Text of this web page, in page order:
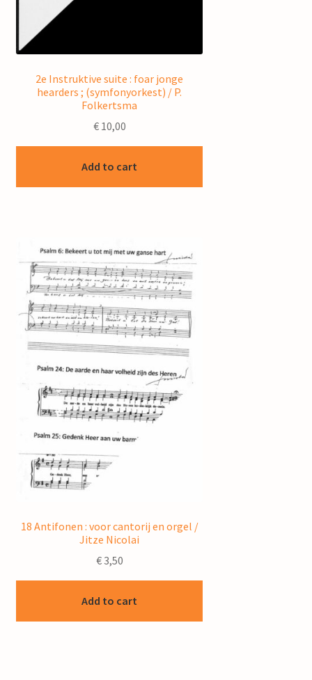
2e Instruktive suite : foar jonge
hearders ; (symfonyorkest) / P.
Folkertsma
€10,00
Add to cart
18 Antifonen : voor cantorij en orgel /
Jitze Nicolai
€3,50
Add to cart